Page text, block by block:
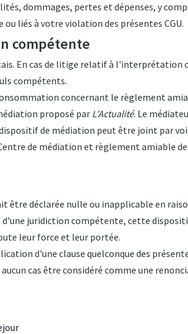
dommages, pertes et dépenses, y
liés à votre violation des présentes CGU.
compétente
En cas de litige relatif à l'interprétation
compétents.
concernant le règlement
proposé par L'Actualité. Le
de médiation peut être joint par
de médiation et règlement amiable
être déclarée nulle ou inapplicable en
juridiction compétente, cette
leur force et leur portée.
d'une clause quelconque des
cas être considéré comme une